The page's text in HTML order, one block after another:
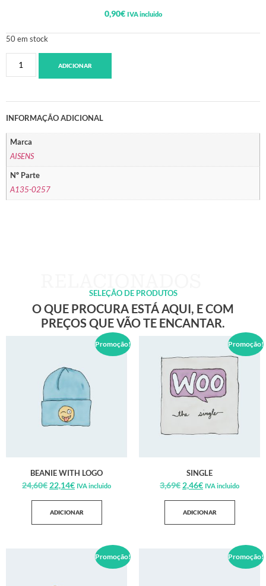
0,90€ IVA incluido
50 em stock
ADICIONAR
INFORMAÇÃO ADICIONAL
Marca
AISENS
Nº Parte
A135-0257
SELEÇÃO DE PRODUTOS
O QUE PROCURA ESTÁ AQUI, E COM
PREÇOS QUE VÃO TE ENCANTAR.
Promoção!
BEANIE WITH LOGO
24,60€ 22,14€ IVA incluido
ADICIONAR
Promoção!
SINGLE
3,69€ 2,46€ IVA incluido
ADICIONAR
Promoção! Promoção!